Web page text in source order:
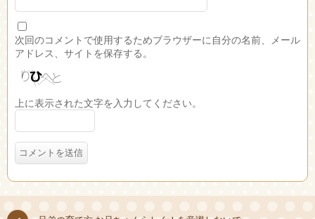
次回のコメントで使用するためブラウザーに自分の名前、メール
アドレス、サイトを保存する。
上に表示された文字を入力してください。